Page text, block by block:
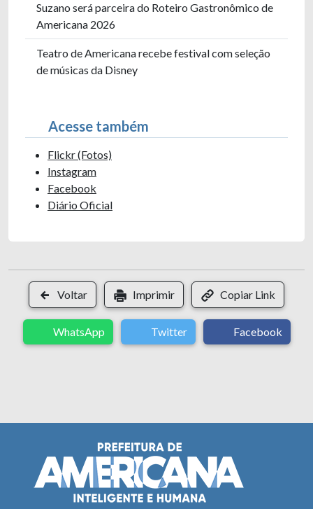
Suzano será parceira do Roteiro Gastronômico de
Americana 2026
Teatro de Americana recebe festival com seleção
de músicas da Disney
Acesse também
Flickr (Fotos)
Instagram
Facebook
Diário Oficial
Voltar Imprimir Copiar Link
WhatsApp Twitter Facebook